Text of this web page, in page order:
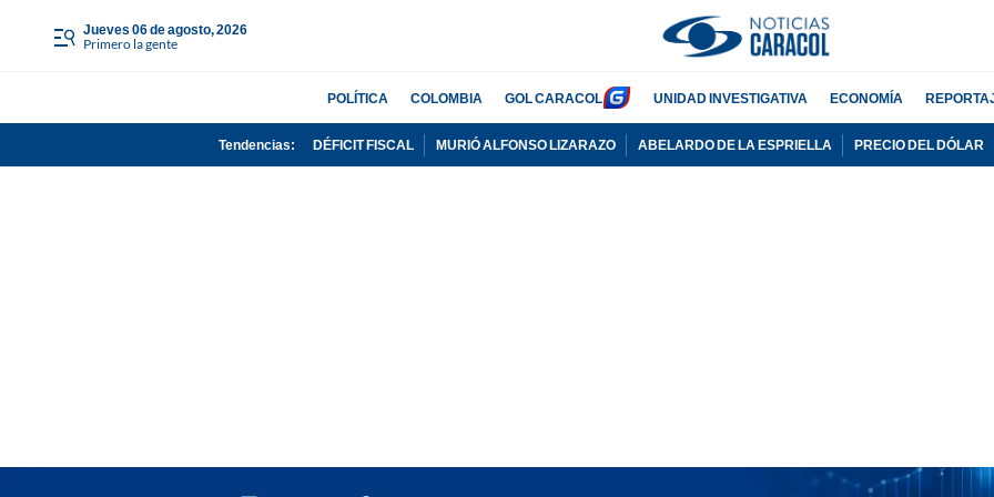
jueves 06 de agosto, 2026
Primero la gente
POLÍTICA COLOMBIA GOL CARACOL UNIDAD INVESTIGATIVA ECONOMÍA
Tendencias: DÉFICIT FISCAL MURIÓ ALFONSO LIZARAZO ABELARDO DE LA ESPRIELLA PRECIO DEL DÓLAR